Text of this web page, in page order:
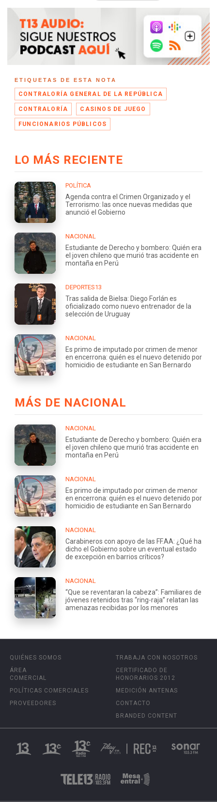
ETIQUETAS DE ESTA NOTA
CONTRALORÍA GENERAL DE LA REPÚBLICA
CONTRALORÍA CASINOS DE JUEGO
FUNCIONARIOS PÚBLICOS
LO MÁS RECIENTE
POLÍTICA
Agenda contra el Crimen Organizado y el
Terrorismo: las once nuevas medidas que
anunció el Gobierno
NACIONAL
Estudiante de Derecho y bombero: Quién era
el joven chileno que murió tras accidente en
montaña en Perú
DEPORTES13
Tras salida de Bielsa: Diego Forlán es
oficializado como nuevo entrenador de la
selección de Uruguay
NACIONAL
Es primo de imputado por crimen de menor
en encerrona: quién es el nuevo detenido por
homicidio de estudiante en San Bernardo
MÁS DE NACIONAL
NACIONAL
Estudiante de Derecho y bombero: Quién era
el joven chileno que murió tras accidente en
montaña en Perú
NACIONAL
Es primo de imputado por crimen de menor
en encerrona: quién es el nuevo detenido por
homicidio de estudiante en San Bernardo
NACIONAL
Carabineros con apoyo de las FF.AA: ¿Qué ha
dicho el Gobierno sobre un eventual estado
de excepción en barrios críticos?
NACIONAL
“Que se reventaran la cabeza”: Familiares de
jóvenes retenidos tras “ring-raja” relatan las
amenazas recibidas por los menores
QUIÉNES SOMOS
ÁREA
COMERCIAL
POLÍTICAS COMERCIALES
PROVEEDORES
TRABAJA CON NOSOTROS
CERTIFICADO DE
HONORARIOS 2012
MEDICIÓN ANTENAS
CONTACTO
BRANDED CONTENT